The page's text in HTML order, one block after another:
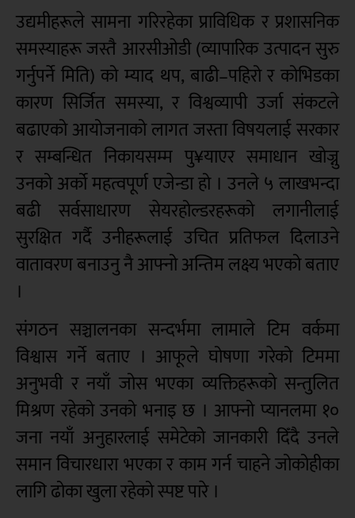
उद्यमीहरूले सामना गरिरहेका प्राविधिक र प्रशासनिक
समस्याहरू जस्तै आरसीओडी (व्यापारिक उत्पादन सुरु
गर्नुपर्ने मिति) को म्याद थप, बाढी–पहिरो र कोभिडका
कारण सिर्जित समस्या, र विश्वव्यापी उर्जा संकटले
बढाएको आयोजनाको लागत जस्ता विषयलाई सरकार
र सम्बन्धित निकायसम्म पु¥याएर समाधान खोज्नु
उनको अर्को महत्वपूर्ण एजेन्डा हो । उनले ५ लाखभन्दा
बढी सर्वसाधारण सेयरहोल्डरहरूको लगानीलाई
सुरक्षित गर्दै उनीहरूलाई उचित प्रतिफल दिलाउने
वातावरण बनाउनु नै आफ्नो अन्तिम लक्ष्य भएको बताए
।
संगठन सञ्चालनका सन्दर्भमा लामाले टिम वर्कमा
विश्वास गर्ने बताए । आफूले घोषणा गरेको टिममा
अनुभवी र नयाँ जोस भएका व्यक्तिहरूको सन्तुलित
मिश्रण रहेको उनको भनाइ छ । आफ्नो प्यानलमा १०
जना नयाँ अनुहारलाई समेटेको जानकारी दिँदै उनले
समान विचारधारा भएका र काम गर्न चाहने जोकोहीका
लागि ढोका खुला रहेको स्पष्ट पारे ।